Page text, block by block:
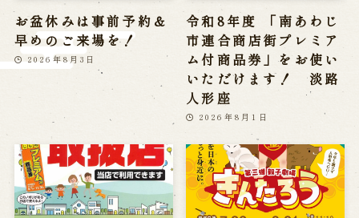
関連施設
通販サイトうずのくに
うずの丘大鳴門橋記念館
お盆休みは事前予約＆
早めのご来場を！
2026年8月3日
令和8年度 「南あわじ
市連合商店街プレミア
ム付商品券」をお使い
いただけます！ 淡路
人形座
2026年8月1日